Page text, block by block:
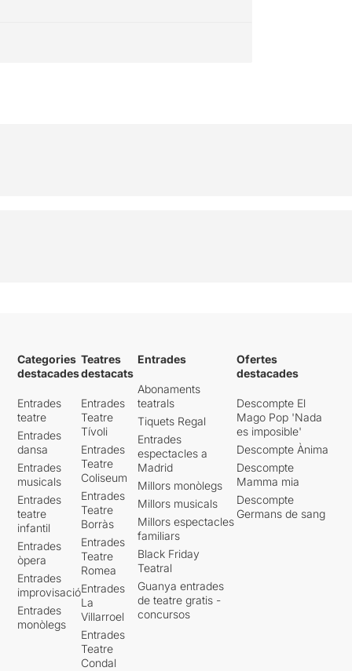
Categories
destacades
Entrades
teatre
Entrades
dansa
Entrades
musicals
Entrades
teatre
infantil
Entrades
òpera
Entrades
improvisació
Entrades
monòlegs
Teatres
destacats
Entrades
Teatre
Tívoli
Entrades
Teatre
Coliseum
Entrades
Teatre
Borràs
Entrades
Teatre
Romea
Entrades
La
Villarroel
Entrades
Teatre
Condal
Entrades
Abonaments
teatrals
Tiquets Regal
Entrades
espectacles a
Madrid
Millors monòlegs
Millors musicals
Millors espectacles
familiars
Black Friday
Teatral
Guanya entrades
de teatre gratis -
concursos
Ofertes
destacades
Descompte El
Mago Pop 'Nada
es imposible'
Descompte Ànima
Descompte
Mamma mia
Descompte
Germans de sang